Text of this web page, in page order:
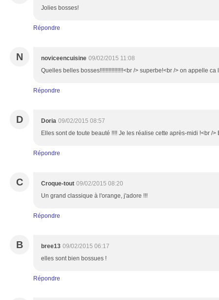
Jolies bosses!
Répondre
N noviceencuisine 09/02/2015 11:08
Quelles belles bosses!!!!!!!!!!!!!!!!<br /> superbe!<br /> on appelle ca
Répondre
D Doria 09/02/2015 08:57
Elles sont de toute beauté !!!! Je les réalise cette après-midi !<br />
Répondre
C Croque-tout 09/02/2015 08:20
Un grand classique à l'orange, j'adore !!!
Répondre
B bree13 09/02/2015 06:17
elles sont bien bossues !
Répondre